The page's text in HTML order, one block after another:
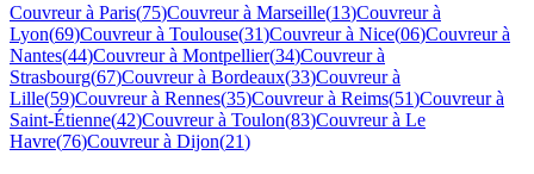
Couvreurà Paris(75)Couvreurà Marseille(13)Couvreurà
Lyon(69)Couvreurà Toulouse(31)Couvreurà Nice(06)Couvreurà
Nantes(44)Couvreurà Montpellier(34)Couvreurà
Strasbourg(67)Couvreurà Bordeaux(33)Couvreurà
Lille(59)Couvreurà Rennes(35)Couvreurà Reims(51)Couvreurà
Saint-Étienne(42)Couvreurà Toulon(83)Couvreurà Le
Havre(76)Couvreurà Dijon(21)